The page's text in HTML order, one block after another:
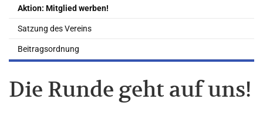
Aktion: Mitglied werben!
Satzung des Vereins
Beitragsordnung
Die Runde geht auf uns!